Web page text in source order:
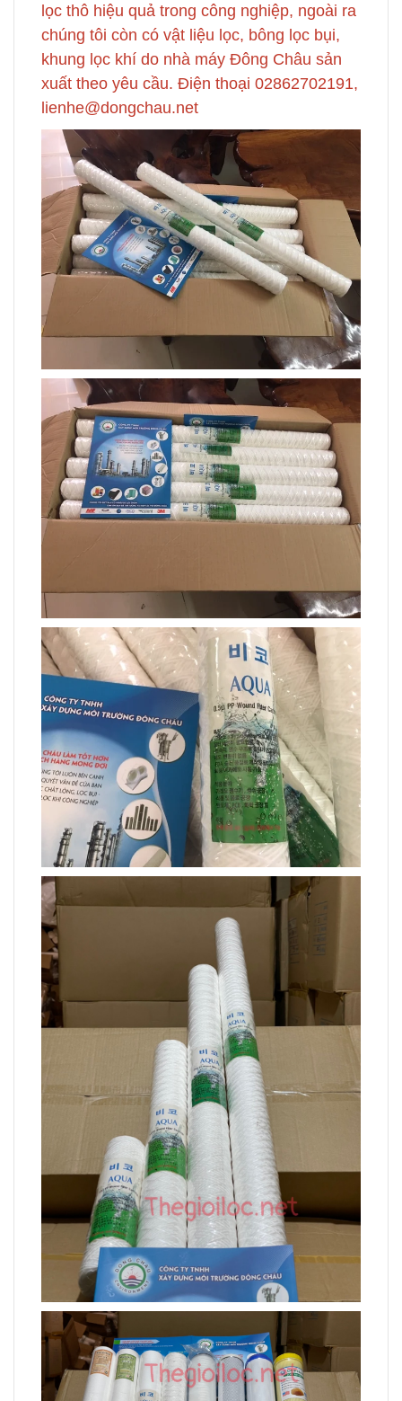
lọc thô hiệu quả trong công nghiệp, ngoài ra
chúng tôi còn có vật liệu lọc, bông lọc bụi,
khung lọc khí do nhà máy Đông Châu sản
xuất theo yêu cầu. Điện thoại 02862702191,
lienhe@dongchau.net